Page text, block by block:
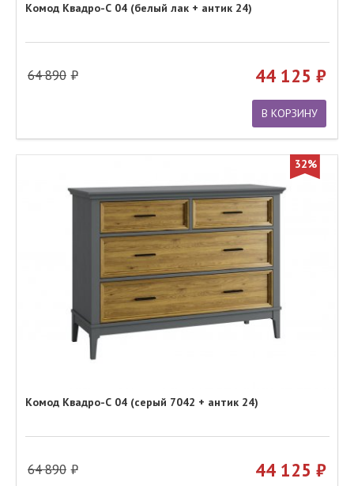
Комод Квадро-С 04 (белый лак + антик 24)
64 890 44 125
В КОРЗИНУ
32%
Комод Квадро-С 04 (серый 7042 + антик 24)
64 890 44 125